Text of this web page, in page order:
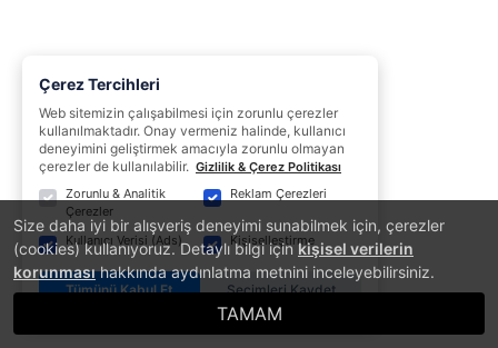
Size daha iyi bir alışveriş deneyimi sunabilmek için, çerezler
(cookies) kullanıyoruz. Detaylı bilgi içinkişisel verilerin
korunmasıhakkında aydınlatma metnini inceleyebilirsiniz.
TAMAM
Çerez Tercihleri
Web sitemizin çalışabilmesi için zorunlu çerezler
kullanılmaktadır. Onay vermeniz halinde, kullanıcı
deneyimini geliştirmek amacıyla zorunlu olmayan
çerezler de kullanılabilir. Gizlilik & Çerez Politikası
Zorunlu & Analitik
Çerezler
Reklam Çerezleri
Kullanıcı Verisi (Ads) Kişiselleştirme
Tümünü Kabul Et Seçimleri Kaydet